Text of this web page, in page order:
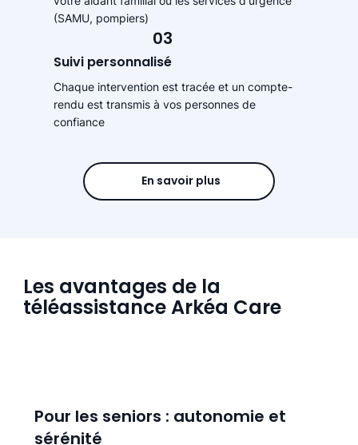
Les avantages de la
téléassistance Arkéa Care
Pour les seniors : autonomie et
sérénité
(SAMU, pompiers)
03
Suivi personnalisé
Chaque intervention est tracée et un compte-
rendu est transmis à vos personnes de
confiance
En savoir plus